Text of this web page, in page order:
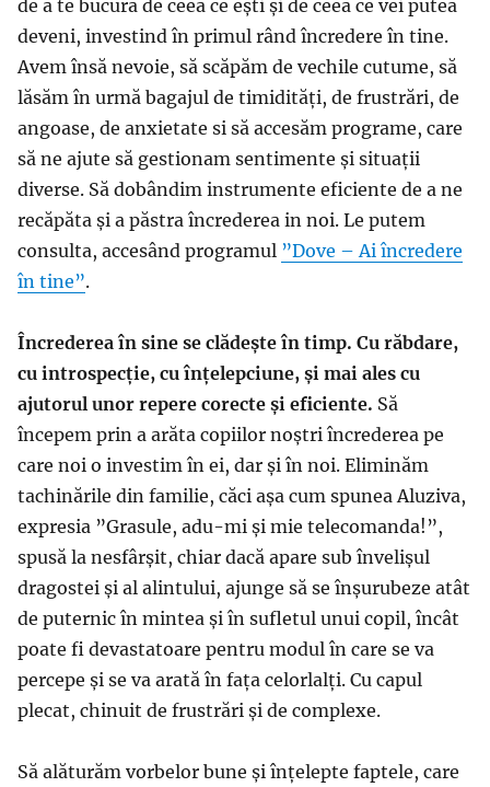
de a te bucura de ceea ce ești și de ceea ce vei putea
deveni, investind în primul rând încredere în tine.
Avem însă nevoie, să scăpăm de vechile cutume, să
lăsăm în urmă bagajul de timidități, de frustrări, de
angoase, de anxietate si să accesăm programe, care
să ne ajute să gestionam sentimente și situații
diverse. Să dobândim instrumente eficiente de a ne
recăpăta și a păstra încrederea in noi. Le putem
consulta, accesând programul ”Dove – Ai încredere
în tine”.
Încrederea în sine se clădește în timp. Cu răbdare,
cu introspecție, cu înțelepciune, și mai ales cu
ajutorul unor repere corecte și eficiente. Să
începem prin a arăta copiilor noștri încrederea pe
care noi o investim în ei, dar și în noi. Eliminăm
tachinările din familie, căci așa cum spunea Aluziva,
expresia ”Grasule, adu-mi și mie telecomanda!”,
spusă la nesfârșit, chiar dacă apare sub învelișul
dragostei și al alintului, ajunge să se înșurubeze atât
de puternic în mintea și în sufletul unui copil, încât
poate fi devastatoare pentru modul în care se va
percepe și se va arată în fața celorlalți. Cu capul
plecat, chinuit de frustrări și de complexe.
Să alăturăm vorbelor bune și înțelepte faptele, care